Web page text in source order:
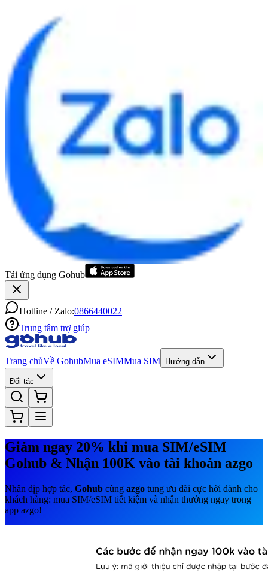
Tải ứng dụng Gohub
Hotline / Zalo:0866440022
Trung tâm trợ giúp
Trang chủVề GohubMua eSIMMua SIM Hướng dẫn
Đối tác
Giảm ngay 20% khi mua SIM/eSIM
Gohub & Nhận 100K vào tài khoản azgo
Nhân dịp hợp tác, Gohub cùng azgo tung ưu đãi cực hời dành cho
khách hàng: mua SIM/eSIM tiết kiệm và nhận thưởng ngay trong
app azgo!